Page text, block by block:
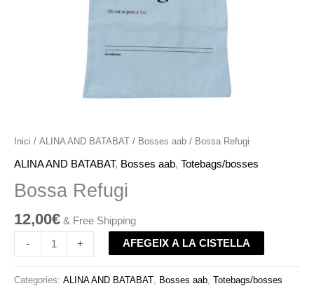
Inici / ALINA AND BATABAT / Bosses aab / Bossa Refugi
ALINA AND BATABAT, Bosses aab, Totebags/bosses
Bossa Refugi
12,00€ & Free Shipping
- + AFEGEIX A LA CISTELLA
Categories: ALINA AND BATABAT Bosses aab Totebags/bosses